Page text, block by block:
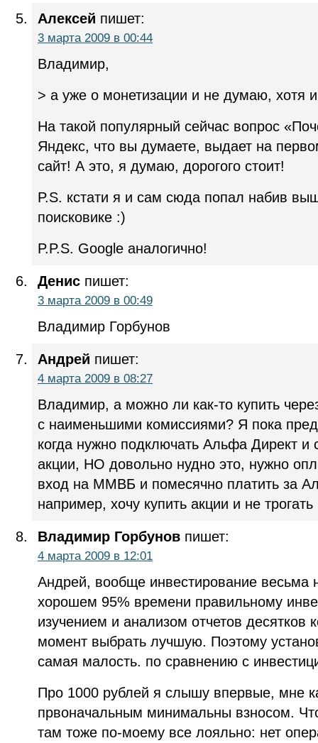
Алексей пишет:
3 марта 2009 в 00:44
Владимир,
> а уже о монетизации и не думаю, хотя
На такой популярный сейчас вопрос
Яндекс, что вы думаете, выдает на
сайт! А это, я думаю, дорогого стоит!
P.S. кстати я и сам сюда попал набив
поисковике :)
P.P.S. Google аналогично!
Денис пишет:
3 марта 2009 в 00:49
Владимир Горбунов
Андрей пишет:
4 марта 2009 в 08:27
Владимир, а можно ли как-то купить
с наименьшими комиссиями? Я пока
когда нужно подключать Альфа Директ и
акции, НО довольно нудно это, нужно
вход на ММВБ и помесячно платить за
например, хочу купить акции и не
Владимир Горбунов пишет:
4 марта 2009 в 12:01
Андрей, вообще инвестирование весьма
хорошем 95% времени правильному
изучением и анализом отчетов
момент выбрать лучшую. Поэтому
самая малость. по сравнению с
Про 1000 рублей я слышу впервые, мне
првоначальным минимальны взносом.
там тоже по-моему все лояльно: нет